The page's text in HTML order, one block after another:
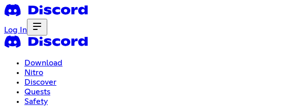
Log In
Download
Nitro
Discover
Quests
Safety